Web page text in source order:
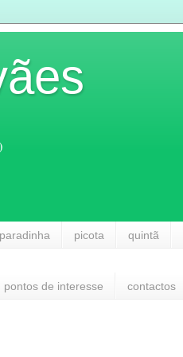
picota quintã
pontos de interesse contactos